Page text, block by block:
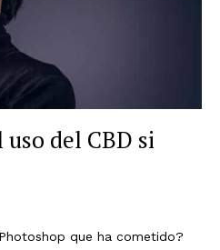
del CBD si
que ha cometido?